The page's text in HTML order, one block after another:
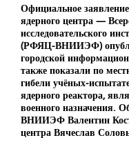
Официальное
ядерного центра —
исследовательского
(РФЯЦ-ВНИИЭФ)
городской
также показали по
гибели учёных-
ядерного реактора,
военного назначения.
ВНИИЭФ Валентин
центра Вячеслав